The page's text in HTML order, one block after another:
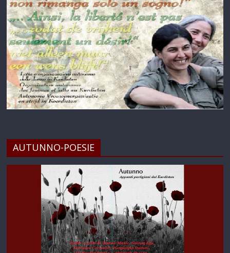
AUTUNNO-POESIE